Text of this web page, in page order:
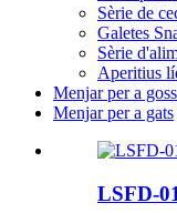
Sèrie de
Galetes
Sèrie
Aperitius
Menjar per a
Menjar per a gats
LSFD-